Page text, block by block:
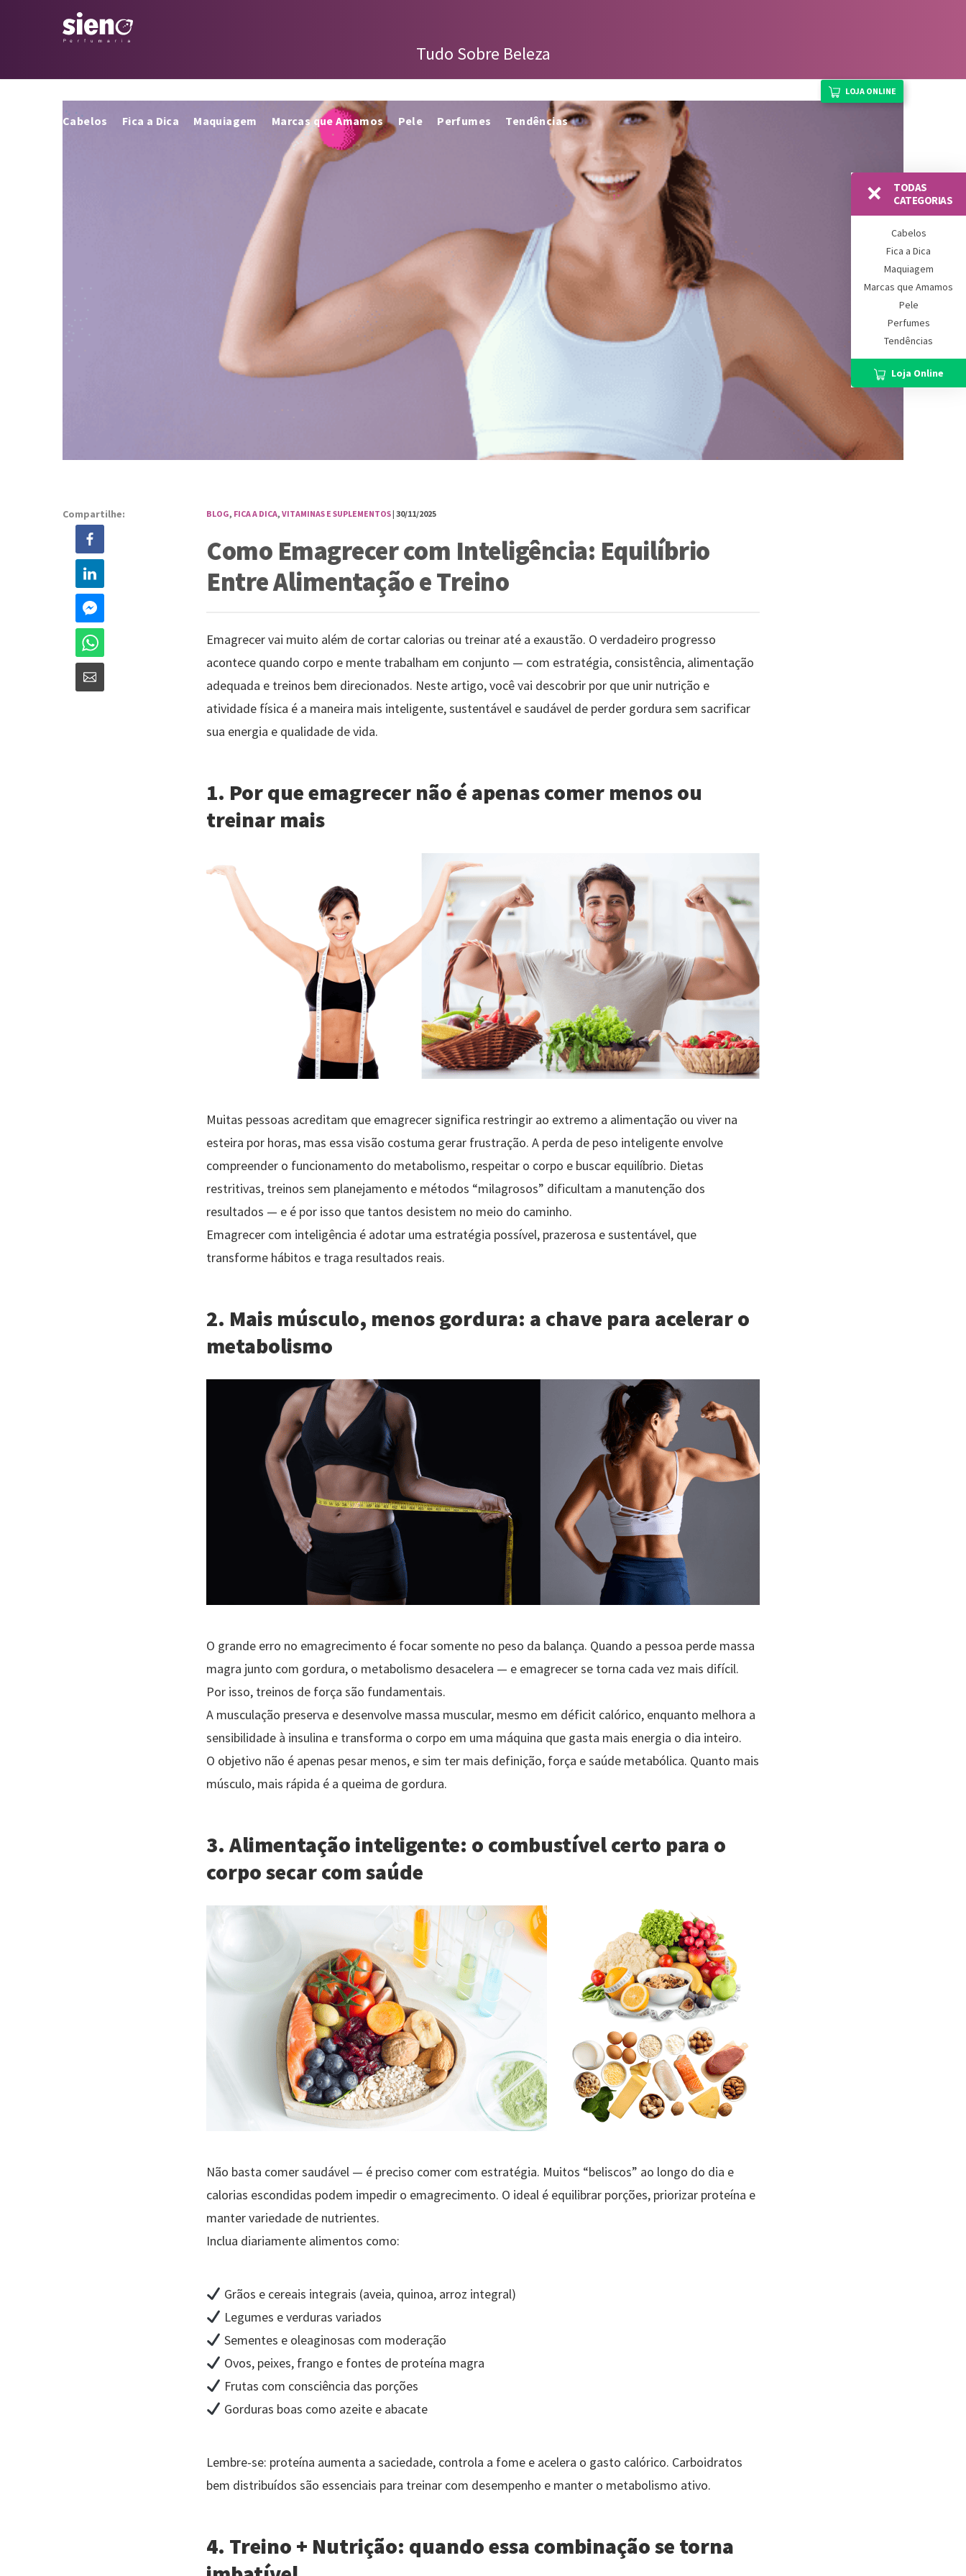
Tudo Sobre Beleza
LOJA ONLINE
Cabelos Fica a Dica Maquiagem Marcas que Amamos Pele Perfumes Tendências
Compartilhe: BLOG, FICA A DICA, VITAMINAS E SUPLEMENTOS| 30/11/2025
Como Emagrecer com Inteligência: Equilíbrio
Entre Alimentação e Treino
Emagrecer vai muito além de cortar calorias ou treinar até a exaustão. O verdadeiro progresso
acontece quando corpo e mente trabalham em conjunto — com estratégia, consistência, alimentação
adequada e treinos bem direcionados. Neste artigo, você vai descobrir por que unir nutrição e
atividade física é a maneira mais inteligente, sustentável e saudável de perder gordura sem sacrificar
sua energia e qualidade de vida.
1. Por que emagrecer não é apenas comer menos ou
treinar mais
Muitas pessoas acreditam que emagrecer significa restringir ao extremo a alimentação ou viver na
esteira por horas, mas essa visão costuma gerar frustração. A perda de peso inteligente envolve
compreender o funcionamento do metabolismo, respeitar o corpo e buscar equilíbrio. Dietas
restritivas, treinos sem planejamento e métodos “milagrosos” dificultam a manutenção dos
resultados — e é por isso que tantos desistem no meio do caminho.
Emagrecer com inteligência é adotar uma estratégia possível, prazerosa e sustentável, que
transforme hábitos e traga resultados reais.
2. Mais músculo, menos gordura: a chave para acelerar o
metabolismo
O grande erro no emagrecimento é focar somente no peso da balança. Quando a pessoa perde massa
magra junto com gordura, o metabolismo desacelera — e emagrecer se torna cada vez mais difícil.
Por isso, treinos de força são fundamentais.
A musculação preserva e desenvolve massa muscular, mesmo em déficit calórico, enquanto melhora a
sensibilidade à insulina e transforma o corpo em uma máquina que gasta mais energia o dia inteiro.
O objetivo não é apenas pesar menos, e sim ter mais definição, força e saúde metabólica. Quanto mais
músculo, mais rápida é a queima de gordura.
3. Alimentação inteligente: o combustível certo para o
corpo secar com saúde
Não basta comer saudável — é preciso comer com estratégia. Muitos “beliscos” ao longo do dia e
calorias escondidas podem impedir o emagrecimento. O ideal é equilibrar porções, priorizar proteína e
manter variedade de nutrientes.
Inclua diariamente alimentos como:
Grãos e cereais integrais (aveia, quinoa, arroz integral)
Legumes e verduras variados
Sementes e oleaginosas com moderação
Ovos, peixes, frango e fontes de proteína magra
Frutas com consciência das porções
Gorduras boas como azeite e abacate
Lembre-se: proteína aumenta a saciedade, controla a fome e acelera o gasto calórico. Carboidratos
bem distribuídos são essenciais para treinar com desempenho e manter o metabolismo ativo.
4. Treino + Nutrição: quando essa combinação se torna
TODAS
CATEGORIAS
Cabelos
Fica a Dica
Maquiagem
Marcas que Amamos
Pele
Perfumes
Tendências
Loja Online